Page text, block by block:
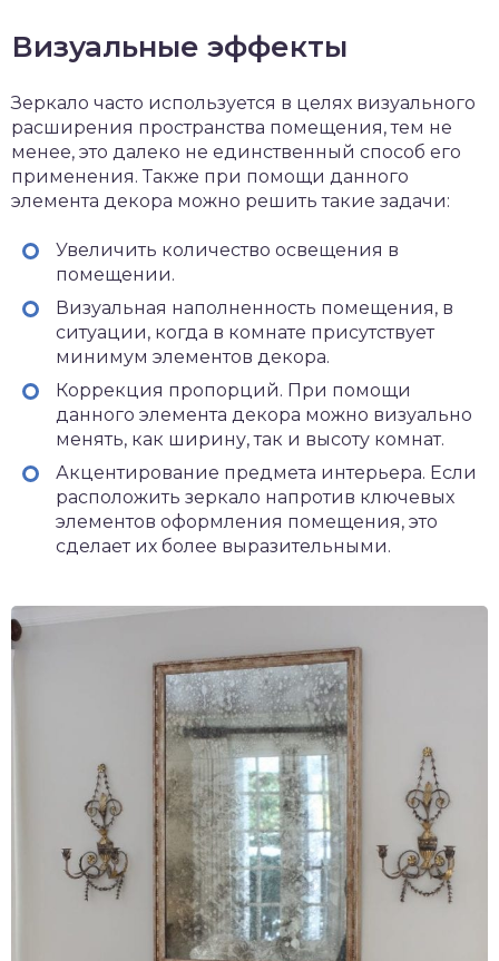
Визуальные эффекты
Зеркало часто используется в целях визуального
расширения пространства помещения, тем не
менее, это далеко не единственный способ его
применения. Также при помощи данного
элемента декора можно решить такие задачи:
Увеличить количество освещения в
помещении.
Визуальная наполненность помещения, в
ситуации, когда в комнате присутствует
минимум элементов декора.
Коррекция пропорций. При помощи
данного элемента декора можно визуально
менять, как ширину, так и высоту комнат.
Акцентирование предмета интерьера. Если
расположить зеркало напротив ключевых
элементов оформления помещения, это
сделает их более выразительными.